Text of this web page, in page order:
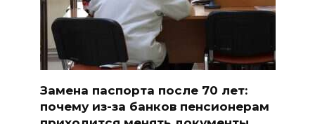
Замена паспорта после 70 лет:
почему из-за банков пенсионерам